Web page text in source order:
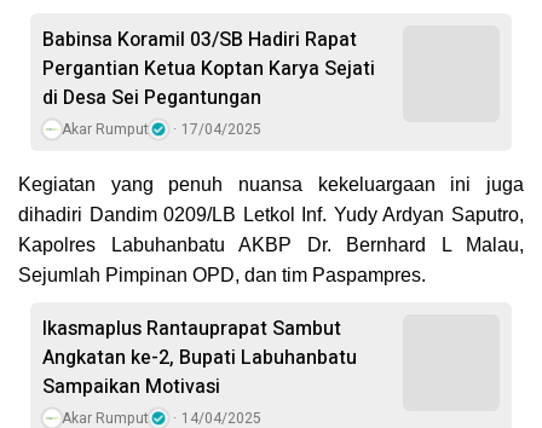
Babinsa Koramil 03/SB Hadiri Rapat
Pergantian Ketua Koptan Karya Sejati
di Desa Sei Pegantungan
Akar Rumput 17/04/2025
Kegiatan yang penuh nuansa kekeluargaan ini juga
dihadiri Dandim 0209/LB Letkol Inf. Yudy Ardyan Saputro,
Kapolres Labuhanbatu AKBP Dr. Bernhard L Malau,
Sejumlah Pimpinan OPD, dan tim Paspampres.
Ikasmaplus Rantauprapat Sambut
Angkatan ke-2, Bupati Labuhanbatu
Sampaikan Motivasi
Akar Rumput 14/04/2025